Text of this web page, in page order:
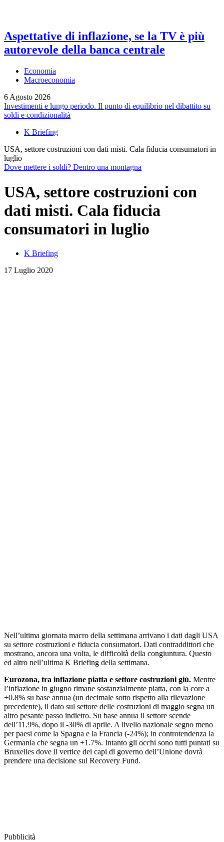
Aspettative di inflazione, se la TV è più
autorevole della banca centrale
Economia
Macroeconomia
6 Agosto 2026
Investimenti e lungo periodo. Il punto di equilibrio nel dibattito su
soldi e condizionalità
K Briefing
USA, settore costruzioni con dati misti. Cala fiducia consumatori in
luglio
Dove mettere i soldi? Dentro una montagna
USA, settore costruzioni con
dati misti. Cala fiducia
consumatori in luglio
K Briefing
17 Luglio 2020
Nell’ultima giornata macro della settimana arrivano i dati dagli USA
su settore costruzioni e fiducia consumatori. Dati contraddittori che
mostrano, ancora una volta, le difficoltà della congiuntura. Questo
ed altro nell’ultima K Briefing della settimana.
Eurozona, tra inflazione piatta e settore costruzioni giù. Mentre
l’inflazione in giugno rimane sostanzialmente piatta, con la core a
+0.8% su base annua (un decimale sotto rispetto alla rilevazione
precedente), il dato sul settore delle costruzioni di maggio segna un
altro pesante passo indietro. Su base annua il settore scende
dell’11.9%, dopo il -30% di aprile. A livello nazionale segno meno
per paesi come la Spagna e la Francia (-24%); in controtendenza la
Germania che segna un +1.7%. Intanto gli occhi sono tutti puntati su
Bruxelles dove il vertice dei capi di governo dell’Unione dovrà
prendere una decisione sul Recovery Fund.
Pubblicità